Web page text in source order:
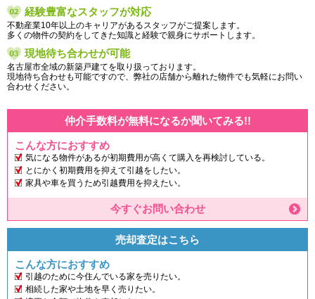
経験豊富なスタッフが対応
不動産業10年以上のキャリアがあるスタッフがご提案します。
多くの物件の契約をしてきた知識と経験で親身にサポートします。
現地待ち合わせが可能
名古屋市全域の新築戸建てを取り扱っております。
現地待ち合わせも可能ですので、弊社の店舗から離れた物件でも気軽にお問い
合わせください。
仲介手数料が無料になるか聞いてみる!!
こんな方におすすめ
気になる物件があるが初期費用が高くて購入を再検討している。
とにかく初期費用を抑えて引越をしたい。
家具や車を買うため引越費用を抑えたい。
今すぐお問い合わせ
売却査定はこちら
こんな方におすすめ
引越のために今住んでいる家を売りたい。
相続した家や土地を早く売りたい。